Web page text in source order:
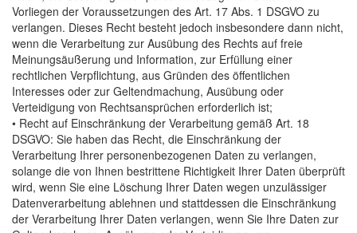
Vorliegen der Voraussetzungen des Art. 17 Abs. 1 DSGVO zu
verlangen. Dieses Recht besteht jedoch insbesondere dann nicht,
wenn die Verarbeitung zur Ausübung des Rechts auf freie
Meinungsäußerung und Information, zur Erfüllung einer
rechtlichen Verpflichtung, aus Gründen des öffentlichen
Interesses oder zur Geltendmachung, Ausübung oder
Verteidigung von Rechtsansprüchen erforderlich ist;
• Recht auf Einschränkung der Verarbeitung gemäß Art. 18
DSGVO: Sie haben das Recht, die Einschränkung der
Verarbeitung Ihrer personenbezogenen Daten zu verlangen,
solange die von Ihnen bestrittene Richtigkeit Ihrer Daten überprüft
wird, wenn Sie eine Löschung Ihrer Daten wegen unzulässiger
Datenverarbeitung ablehnen und stattdessen die Einschränkung
der Verarbeitung Ihrer Daten verlangen, wenn Sie Ihre Daten zur